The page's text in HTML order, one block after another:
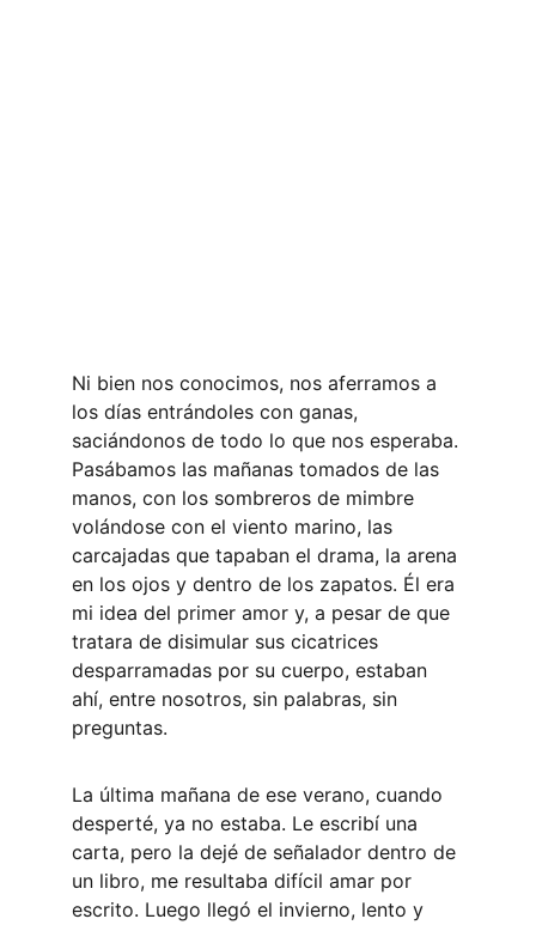
Ni bien nos conocimos, nos aferramos a
los días entrándoles con ganas,
saciándonos de todo lo que nos esperaba.
Pasábamos las mañanas tomados de las
manos, con los sombreros de mimbre
volándose con el viento marino, las
carcajadas que tapaban el drama, la arena
en los ojos y dentro de los zapatos. Él era
mi idea del primer amor y, a pesar de que
tratara de disimular sus cicatrices
desparramadas por su cuerpo, estaban
ahí, entre nosotros, sin palabras, sin
preguntas.
La última mañana de ese verano, cuando
desperté, ya no estaba. Le escribí una
carta, pero la dejé de señalador dentro de
un libro, me resultaba difícil amar por
escrito. Luego llegó el invierno, lento y